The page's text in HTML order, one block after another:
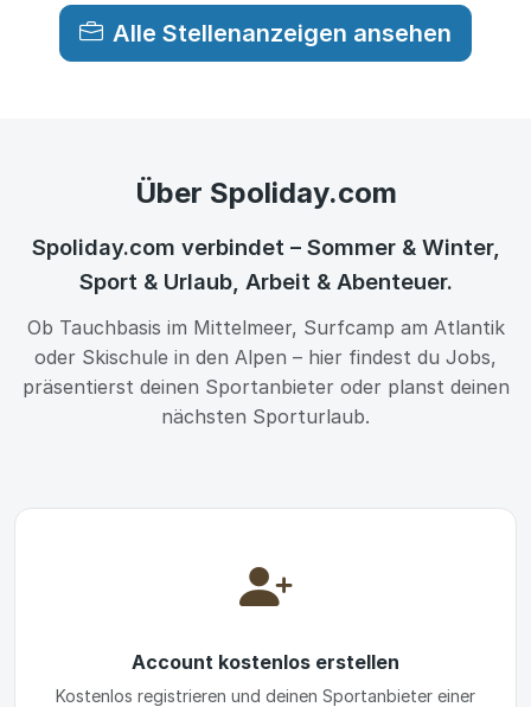
Alle Stellenanzeigen ansehen
Über Spoliday.com
Spoliday.com verbindet – Sommer & Winter,
Sport & Urlaub, Arbeit & Abenteuer.
Ob Tauchbasis im Mittelmeer, Surfcamp am Atlantik
oder Skischule in den Alpen – hier findest du Jobs,
präsentierst deinen Sportanbieter oder planst deinen
nächsten Sporturlaub.
Account kostenlos erstellen
Kostenlos registrieren und deinen Sportanbieter einer